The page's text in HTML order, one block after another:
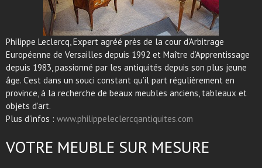
Philippe Leclercq, Expert agréé près de la cour d’Arbitrage
Européenne de Versailles depuis 1992 et Maître d’Apprentissage
depuis 1983, passionné par les antiquités depuis son plus jeune
âge. C’est dans un souci constant qu’il part régulièrement en
province, à la recherche de beaux meubles anciens, tableaux et
objets d’art.
Plus d'infos : www.philippeleclercqantiquites.com
VOTRE MEUBLE SUR MESURE